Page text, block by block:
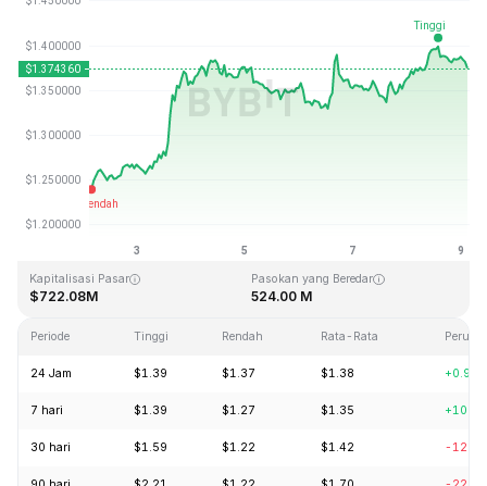
Terakhir Diperbarui: 2026-08-09, 03:19 GMT+0
Rekor Tertinggi (ATH)
Kapitalisasi Pasar
$722.08M
Pasokan yang Beredar
524.00 M
Periode Tinggi Rendah Rata-Rata
24 Jam $1.39 $1.37 $1.38
7 hari $1.39 $1.27 $1.35
30 hari $1.59 $1.22 $1.42 -